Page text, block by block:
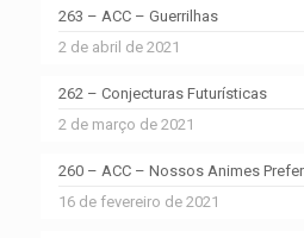
263 – ACC – Guerrilhas
2 de abril de 2021
262 – Conjecturas Futurísticas
2 de março de 2021
260 – ACC – Nossos Animes
16 de fevereiro de 2021